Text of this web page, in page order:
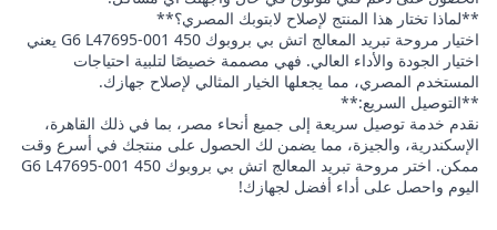
**لماذا تختار هذا المنتج لإصلاح لابتوبك المصري؟**
اختيار مروحة تبريد المعالج اتش بي بروبوك 450 G6 L47695-001 يعني
اختيار الجودة والأداء العالي. فهي مصممة خصيصًا لتلبية احتياجات
المستخدم المصري، مما يجعلها الخيار المثالي لإصلاح جهازك.
**التوصيل السريع:**
نقدم خدمة توصيل سريعة إلى جميع أنحاء مصر، بما في ذلك القاهرة،
الإسكندرية، والجيزة، مما يضمن لك الحصول على منتجك في أسرع وقت
ممكن. اختر مروحة تبريد المعالج اتش بي بروبوك 450 G6 L47695-001
اليوم واحصل على أداء أفضل لجهازك!